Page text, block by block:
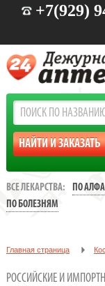
+7(929)
ВСЕ ЛЕКАРСТВА: ПО
ПО БОЛЕЗНЯМ
Главная страница
РОССИЙСКИЕ И